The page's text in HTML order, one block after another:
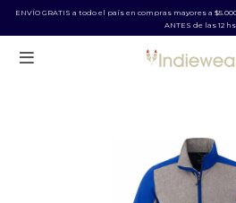
ENVÍO GRATIS a todo el país en compras mayores a
ANTES de las 12 hs
